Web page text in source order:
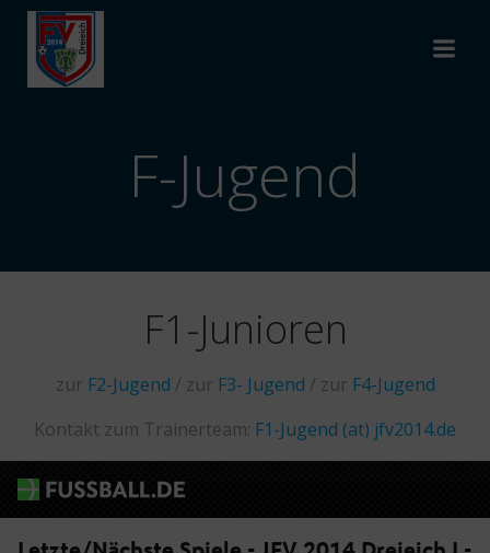
F-Jugend
F1-Junioren
zur F2-Jugend / zur F3- Jugend / zur F4-Jugend
Kontakt zum Trainerteam: F1-Jugend (at) jfv2014.de